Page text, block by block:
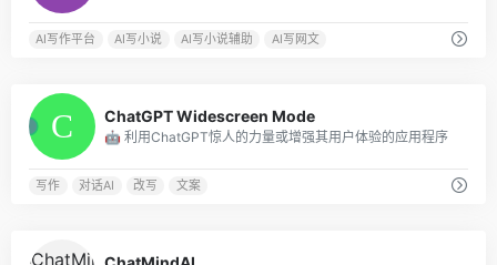
AI写作平台 AI写小说 AI写小说辅助 AI写网文
ChatGPT Widescreen Mode
🤖 利用ChatGPT惊人的力量或增强其用户体验的应用程序
写作 对话AI 改写 文案